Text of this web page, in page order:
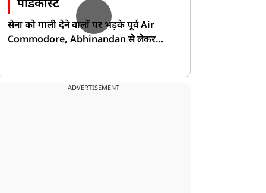
पॉडकास्ट
सेना को गाली देने वालों पर भड़के पूर्व Air
Commodore, Abhinandan से लेकर
ADVERTISEMENT